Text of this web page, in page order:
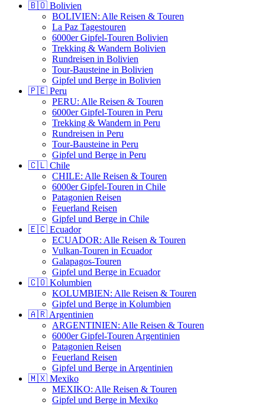
🇧🇴 Bolivien
BOLIVIEN: Alle Reisen & Touren
La Paz Tagestouren
6000er Gipfel-Touren Bolivien
Trekking & Wandern Bolivien
Rundreisen in Bolivien
Tour-Bausteine in Bolivien
Gipfel und Berge in Bolivien
🇵🇪 Peru
PERU: Alle Reisen & Touren
6000er Gipfel-Touren in Peru
Trekking & Wandern in Peru
Rundreisen in Peru
Tour-Bausteine in Peru
Gipfel und Berge in Peru
🇨🇱 Chile
CHILE: Alle Reisen & Touren
6000er Gipfel-Touren in Chile
Patagonien Reisen
Feuerland Reisen
Gipfel und Berge in Chile
🇪🇨 Ecuador
ECUADOR: Alle Reisen & Touren
Vulkan-Touren in Ecuador
Galapagos-Touren
Gipfel und Berge in Ecuador
🇨🇴 Kolumbien
KOLUMBIEN: Alle Reisen & Touren
Gipfel und Berge in Kolumbien
🇦🇷 Argentinien
ARGENTINIEN: Alle Reisen & Touren
6000er Gipfel-Touren Argentinien
Patagonien Reisen
Feuerland Reisen
Gipfel und Berge in Argentinien
🇲🇽 Mexiko
MEXIKO: Alle Reisen & Touren
Gipfel und Berge in Mexiko